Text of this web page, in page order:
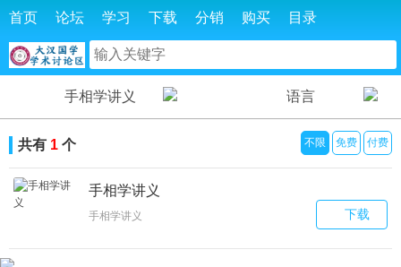
首页 论坛 学习 下载 分销 购买 目录
手相学讲义 语言
共有 1 个 不限 免费 付费
手相学讲义
手相学讲义 下载